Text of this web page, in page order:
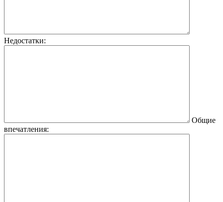
Недостатки:
Общие
впечатления: